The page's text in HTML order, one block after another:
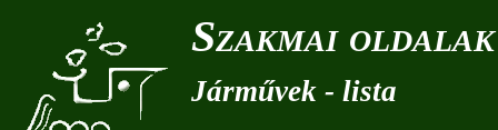
Szakmai oldalak
Járművek - lista